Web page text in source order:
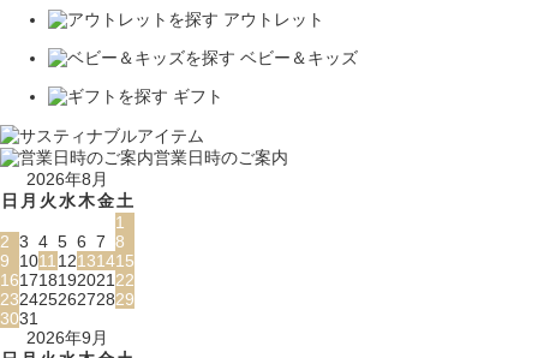
アウトレット
ベビー＆キッズ
ギフト
営業日時のご案内
2026年8月
日 月 火水木金土
1
2 3 4 5 6 7 8
9
101112131415
16171819202122
23242526272829
3031
2026年9月